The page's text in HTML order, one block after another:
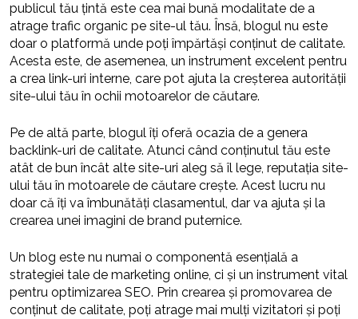
publicul tău țintă este cea mai bună modalitate de a
atrage trafic organic pe site-ul tău. Însă, blogul nu este
doar o platformă unde poți împărtăși conținut de calitate.
Acesta este, de asemenea, un instrument excelent pentru
a crea link-uri interne, care pot ajuta la creșterea autorității
site-ului tău în ochii motoarelor de căutare.
Pe de altă parte, blogul îți oferă ocazia de a genera
backlink-uri de calitate. Atunci când conținutul tău este
atât de bun încât alte site-uri aleg să îl lege, reputația site-
ului tău în motoarele de căutare crește. Acest lucru nu
doar că îți va îmbunătăți clasamentul, dar va ajuta și la
crearea unei imagini de brand puternice.
Un blog este nu numai o componentă esențială a
strategiei tale de marketing online, ci și un instrument vital
pentru optimizarea SEO. Prin crearea și promovarea de
conținut de calitate, poți atrage mai mulți vizitatori și poți